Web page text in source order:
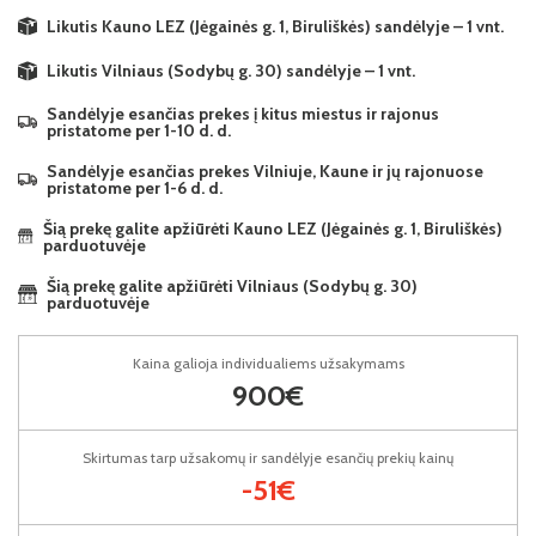
Likutis Kauno LEZ (Jėgainės g. 1, Biruliškės) sandėlyje – 1 vnt.
Likutis Vilniaus (Sodybų g. 30) sandėlyje – 1 vnt.
Sandėlyje esančias prekes į kitus miestus ir rajonus
pristatome per 1-10 d. d.
Sandėlyje esančias prekes Vilniuje, Kaune ir jų rajonuose
pristatome per 1-6 d. d.
Šią prekę galite apžiūrėti Kauno LEZ (Jėgainės g. 1, Biruliškės)
parduotuvėje
Šią prekę galite apžiūrėti Vilniaus (Sodybų g. 30)
parduotuvėje
Kaina galioja individualiems užsakymams
900€
Skirtumas tarp užsakomų ir sandėlyje esančių prekių kainų
-51€